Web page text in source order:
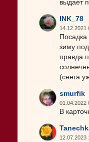
выдает
INK_78
14.12.2021
зиму
правда
(снега
smurfik
01.04.2022
В
12.07.2023